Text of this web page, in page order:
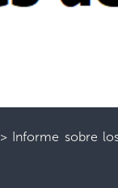
> Informe sobre